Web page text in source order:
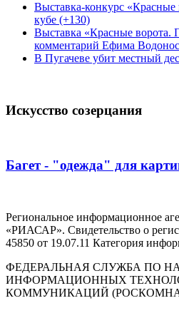
Выставка-конкурс «Красные
кубе (+130)
Выставка «Красные ворота.
комментарий Ефима
В Пугачеве убит местный
Искусство созерцания
Багет - "одежда" для
Региональное информационное
«РИАСАР». Свидетельство о
45850 от 19.07.11 Категория
ФЕДЕРАЛЬНАЯ СЛУЖБА ПО
ИНФОРМАЦИОННЫХ
КОММУНИКАЦИЙ